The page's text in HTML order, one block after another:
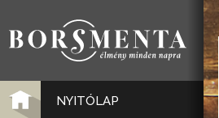
NYITÓLAP